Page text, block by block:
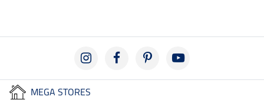
MEGA STORES